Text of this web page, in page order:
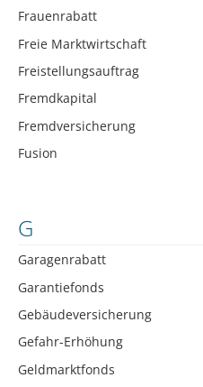
Frauenrabatt
Freie Marktwirtschaft
Freistellungsauftrag
Fremdkapital
Fremdversicherung
Fusion
G
Garagenrabatt
Garantiefonds
Gebäudeversicherung
Gefahr-Erhöhung
Geldmarktfonds